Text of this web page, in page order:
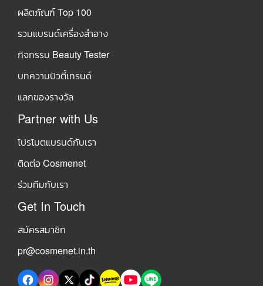
ผลิตภัณฑ์ Top 100
รวมแบรนด์เครื่องสำอาง
กิจกรรม Beauty Tester
บทความบิวตี้เทรนด์
แลกของรางวัล
Partner with Us
โปรโมตแบรนด์กับเรา
ติดต่อ Cosmenet
ร่วมทีมกับเรา
Get In Touch
สมัครสมาชิก
pr@cosmenet.in.th